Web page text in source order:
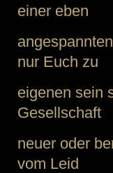
einer eben
nur Euch zu
eigenen sein
Gesellschaft
neuer oder
vom Leid